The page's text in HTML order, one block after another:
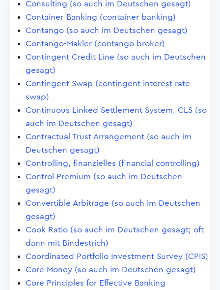
Consulting (so auch im Deutschen gesagt)
Container-Banking (container banking)
Contango (so auch im Deutschen gesagt)
Contango-Makler (contango broker)
Contingent Credit Line (so auch im Deutschen
gesagt)
Contingent Swap (contingent interest rate
swap)
Continuous Linked Settlement System, CLS (so
auch im Deutschen gesagt)
Contractual Trust Arrangement (so auch im
Deutschen gesagt)
Controlling, finanzielles (financial controlling)
Control Premium (so auch im Deutschen
gesagt)
Convertible Arbitrage (so auch im Deutschen
gesagt)
Cook Ratio (so auch im Deutschen gesagt; oft
dann mit Bindestrich)
Coordinated Portfolio Investment Survey (CPIS)
Core Money (so auch im Deutschen gesagt)
Core Principles for Effective Banking